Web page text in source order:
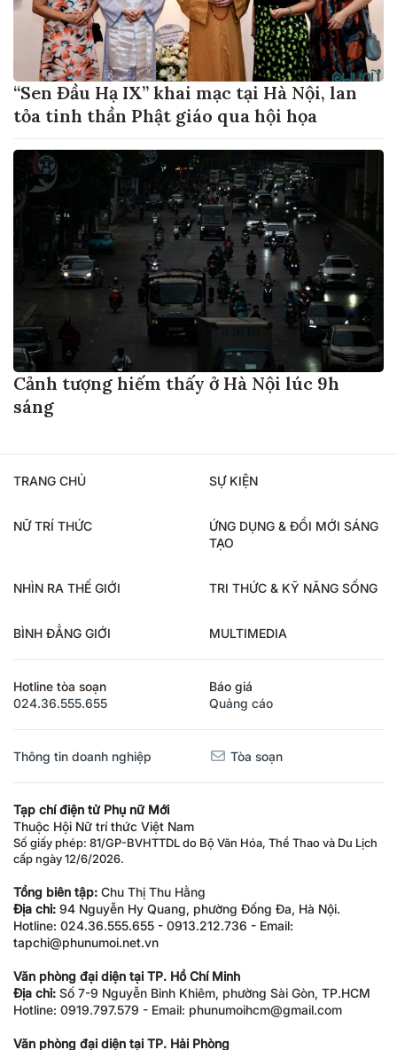
“Sen Đầu Hạ IX” khai mạc tại Hà Nội, lan
tỏa tinh thần Phật giáo qua hội họa
Cảnh tượng hiếm thấy ở Hà Nội lúc 9h
sáng
TRANG CHỦ SỰ KIỆN
NỮ TRÍ THỨC
ỨNG DỤNG & ĐỔI MỚI SÁNG
TẠO
NHÌN RA THẾ GIỚI TRI THỨC & KỸ NĂNG SỐNG
BÌNH ĐẲNG GIỚI MULTIMEDIA
Hotline tòa soạn
024.36.555.655
Báo giá
Quảng cáo
Thông tin doanh nghiệp Tòa soạn
Tạp chí điện tử Phụ nữ Mới
Thuộc Hội Nữ trí thức Việt Nam
Số giấy phép: 81/GP-BVHTTDL do Bộ Văn Hóa, Thể Thao và Du Lịch
cấp ngày 12/6/2026.
Tổng biên tập: Chu Thị Thu Hằng
Địa chỉ: 94 Nguyễn Hy Quang, phường Đống Đa, Hà Nội.
Hotline: 024.36.555.655 - 0913.212.736 - Email:
tapchi@phunumoi.net.vn
Văn phòng đại diện tại TP. Hồ Chí Minh
Địa chỉ: Số 7-9 Nguyễn Bỉnh Khiêm, phường Sài Gòn, TP.HCM
Hotline: 0919.797.579 - Email: phunumoihcm@gmail.com
Văn phòng đại diện tại TP. Hải Phòng